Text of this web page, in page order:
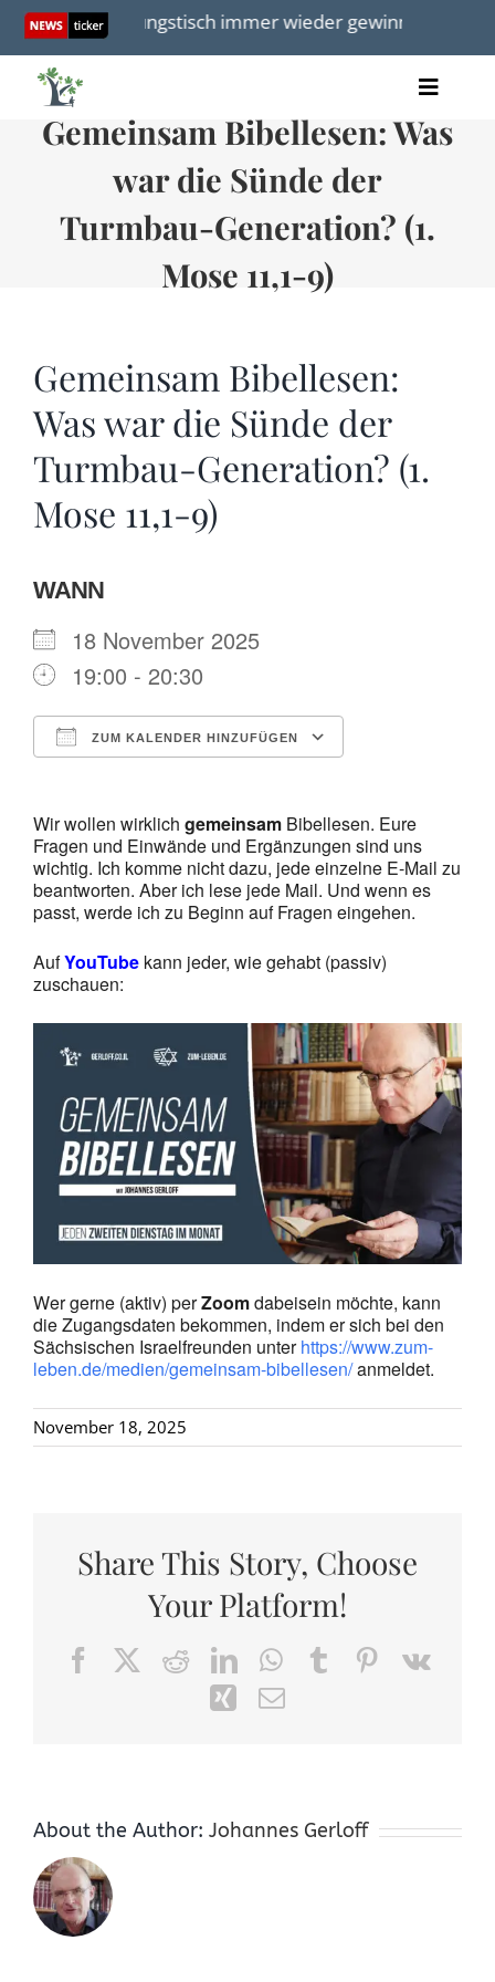
Skip
content
immer wieder gewinnen Redetext
Toggle
Artikel
Bücher
Termine
Spenden
Gemeinsam Bibellesen: Was
war die Sünde der
Turmbau-Generation? (1.
Mose 11,1-9)
Gemeinsam Bibellesen:
Was war die Sünde der
Turmbau-Generation? (1.
Mose 11,1-9)
WANN
18 November 2025
19:00 - 20:30
ZUM KALENDER HINZUFÜGEN
Wir wollen wirklich gemeinsam Bibellesen. Eure
Fragen und Einwände und Ergänzungen sind uns
wichtig. Ich komme nicht dazu, jede einzelne E-Mail zu
beantworten. Aber ich lese jede Mail. Und wenn es
passt, werde ich zu Beginn auf Fragen eingehen.
AufYouTube kann jeder, wie gehabt (passiv)
zuschauen:
Wer gerne (aktiv) perZoomdabeisein möchte, kann
die Zugangsdaten bekommen, indem er sich bei den
Sächsischen Israelfreunden unterhttps://www.zum-
leben.de/medien/gemeinsam-bibellesen/anmeldet.
November 18, 2025
Share This Story, Choose
Your Platform!
FacebookRedditLinkedInWhatsApp
TumblrPinterest
Vk
XingEmail
About the Author: Johannes Gerloff